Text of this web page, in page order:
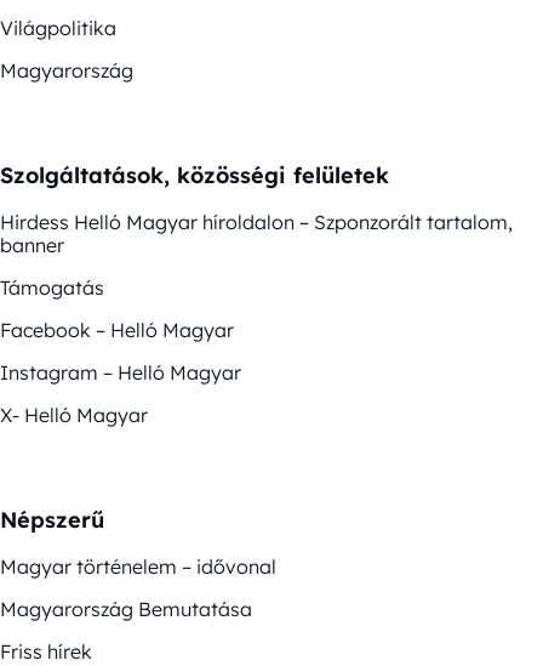
Világpolitika
Magyarország
Szolgáltatások, közösségi felületek
Hirdess Helló Magyar híroldalon – Szponzorált tartalom,
banner
Támogatás
Facebook – Helló Magyar
Instagram – Helló Magyar
X- Helló Magyar
Népszerű
Magyar történelem – idővonal
Magyarország Bemutatása
Friss hírek